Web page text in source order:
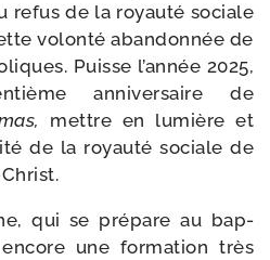
refus de la royau­té sociale
volon­té aban­don­née de
Puisse l’année 2025,
anni­ver­saire de
mettre en lumière et
de la royau­té sociale de
qui se pré­pare au bap­
une for­ma­tion très